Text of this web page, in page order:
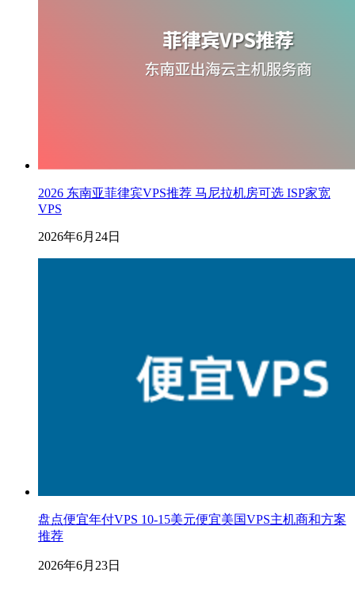
2026 东南亚菲律宾VPS推荐 马尼拉机房可选 ISP家宽
VPS
2026年6月24日
盘点便宜年付VPS 10-15美元便宜美国VPS主机商和方案
推荐
2026年6月23日